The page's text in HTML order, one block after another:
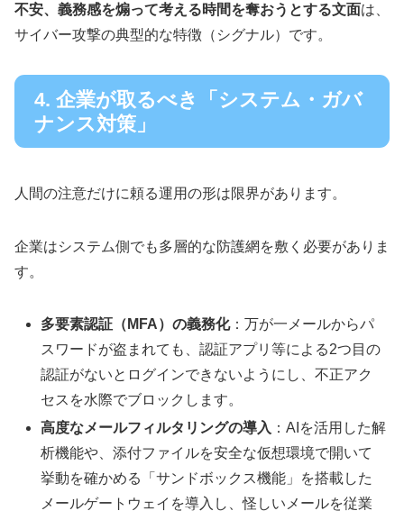
不安、義務感を煽って考える時間を奪おうとする文面は、
サイバー攻撃の典型的な特徴（シグナル）です。
4. 企業が取るべき「システム・ガバ
ナンス対策」
人間の注意だけに頼る運用の形は限界があります。
企業はシステム側でも多層的な防護網を敷く必要がありま
す。
多要素認証（MFA）の義務化：万が一メールからパ
スワードが盗まれても、認証アプリ等による2つ目の
認証がないとログインできないようにし、不正アク
セスを水際でブロックします。
高度なメールフィルタリングの導入 ：AIを活用した解
析機能や、添付ファイルを安全な仮想環境で開いて
挙動を確かめる「サンドボックス機能」を搭載した
メールゲートウェイを導入し、怪しいメールを従業